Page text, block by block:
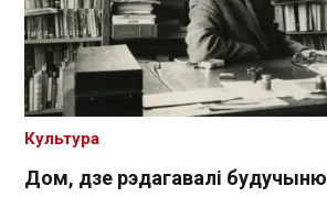
Дом, дзе рэдагавалі будучыню
Культура